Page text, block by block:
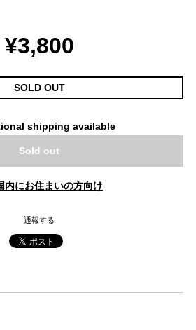
¥3,800
SOLD OUT
shipping available
Sold out
内にお住まいの方向け
通報する